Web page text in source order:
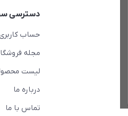
دسترسی
حساب کاربری
مجله
لیست
درباره ما
تماس با ما